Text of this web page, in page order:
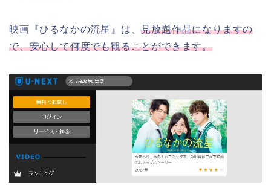
映画『ひるなかの流星』は、見放題作品になりますの
で、安心して何度でも観ることができます。